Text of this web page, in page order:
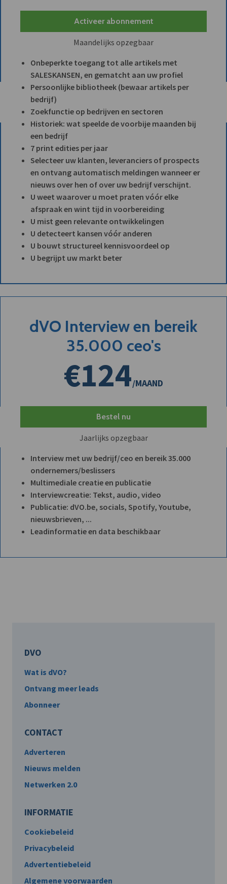
Activeer abonnement
Maandelijks opzegbaar
Onbeperkte toegang tot alle artikels met
SALESKANSEN, en gematcht aan uw profiel
Persoonlijke bibliotheek (bewaar artikels per
bedrijf)
Zoekfunctie op bedrijven en sectoren
Historiek: wat speelde de voorbije maanden bij
een bedrijf
7 print edities per jaar
Selecteer uw klanten, leveranciers of prospects
en ontvang automatisch meldingen wanneer er
nieuws over hen of over uw bedrijf verschijnt.
U weet waarover u moet praten vóór elke
afspraak en wint tijd in voorbereiding
U mist geen relevante ontwikkelingen
U detecteert kansen vóór anderen
U bouwt structureel kennisvoordeel op
U begrijpt uw markt beter
dVO Interview en bereik
35.000 ceo's
€124/MAAND
Bestel nu
Jaarlijks opzegbaar
Interview met uw bedrijf/ceo en bereik 35.000
ondernemers/beslissers
Multimediale creatie en publicatie
Interviewcreatie: Tekst, audio, video
Publicatie: dVO.be, socials, Spotify, Youtube,
nieuwsbrieven, ...
Leadinformatie en data beschikbaar
DVO
Wat is dVO?
Ontvang meer leads
Abonneer
CONTACT
Adverteren
Nieuws melden
Netwerken 2.0
INFORMATIE
Cookiebeleid
Privacybeleid
Advertentiebeleid
Algemene voorwaarden